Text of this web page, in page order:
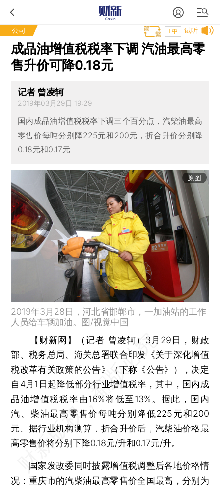
公司 试听
T中
成品油增值税税率下调 汽油最高零
售升价可降0.18元
记者 曾凌轲
2019年03月29日 19:29
国内成品油增值税税率下调三个百分点，汽柴油最高
零售价每吨分别降225元和200元，折合升价分别降
0.18元和0.17元
原图
2019年3月28日，河北省邯郸市，一加油站的工作
人员给车辆加油。图/视觉中国
【财新网】（记者 曾凌轲） 3月29日，财政
部、税务总局、海关总署联合印发《关于深化增值
税改革有关政策的公告》（下称《公告》），决定
自4月1日起降低部分行业增值税率，其中，国内成
品油增值税税率由16%将低至13%。据此，国内
汽、柴油最高零售价每吨分别降低225元和200
元。据行业机构测算，折合升价后，汽柴油价格最
高零售价将分别下降0.18元/升和0.17元/升。
国家发改委同时披露增值税调整后各地价格情
况：重庆市的汽柴油最高零售价全国最高，分别为